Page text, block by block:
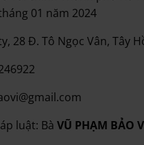
01 năm 2024
28 Đ. Tô Ngọc Vân, Tây
luật: Bà VŨ PHẠM BẢO